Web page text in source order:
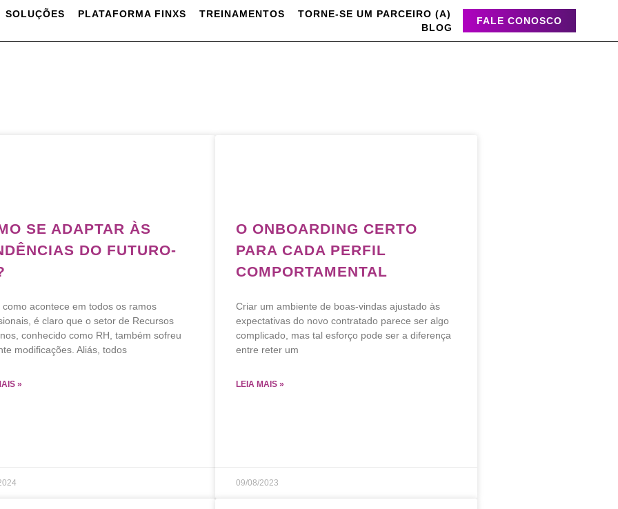
SOLUÇÕES PLATAFORMA FINXS TREINAMENTOS
TORNE-SE UM PARCEIRO (A)
BLOG
FALE CONOSCO
SE ADAPTAR ÀS
DO FUTURO-
como acontece em todos os ramos
é claro que o setor de Recursos
conhecido como RH, também sofreu
modificações. Aliás, todos
»
O ONBOARDING CERTO
PARA CADA PERFIL
COMPORTAMENTAL
Criar um ambiente de boas-vindas ajustado às
expectativas do novo contratado parece ser algo
complicado, mas tal esforço pode ser a diferença
entre reter um
LEIA MAIS »
09/08/2023